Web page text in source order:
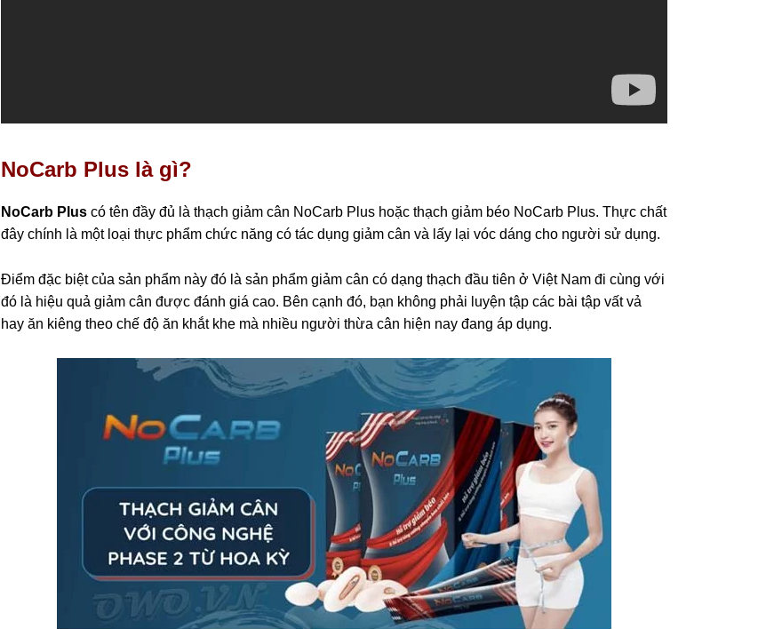
NoCarb Plus là gì?
NoCarb Plus có tên đầy đủ là thạch giảm cân NoCarb Plus hoặc thạch giảm béo NoCarb Plus. Thực chất
đây chính là một loại thực phẩm chức năng có tác dụng giảm cân và lấy lại vóc dáng cho người sử dụng.
Điểm đặc biệt của sản phẩm này đó là sản phẩm giảm cân có dạng thạch đầu tiên ở Việt Nam đi cùng với
đó là hiệu quả giảm cân được đánh giá cao. Bên cạnh đó, bạn không phải luyện tập các bài tập vất vả
hay ăn kiêng theo chế độ ăn khắt khe mà nhiều người thừa cân hiện nay đang áp dụng.